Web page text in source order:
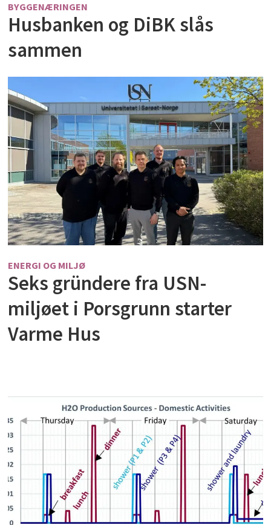
BYGGENÆRINGEN
Husbanken og DiBK slås
sammen
ENERGI OG MILJØ
Seks gründere fra USN-
miljøet i Porsgrunn starter
Varme Hus